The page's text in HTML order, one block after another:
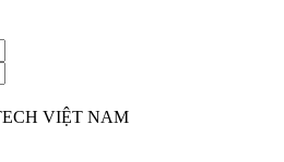
VIỆT NAM